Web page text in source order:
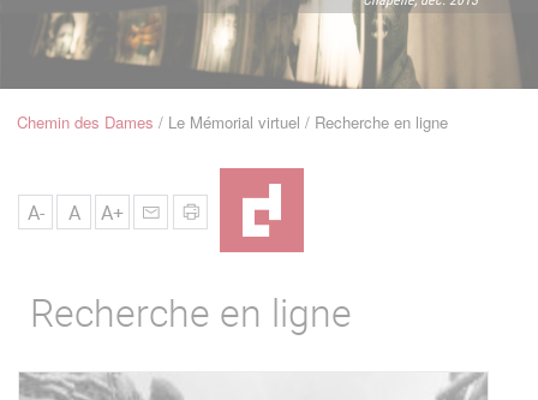
Navigation
Fil
Chemin des Dames Le Mémorial virtuel Recherche en ligne
A- A A+
Recherche en ligne